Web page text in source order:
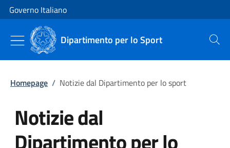
Vai al contenuto
Vai alla navigazione del sito
Governo Italiano
Dipartimento per lo Sport Cerca
Homepage / Notizie dal Dipartimento per lo sport
Notizie dal